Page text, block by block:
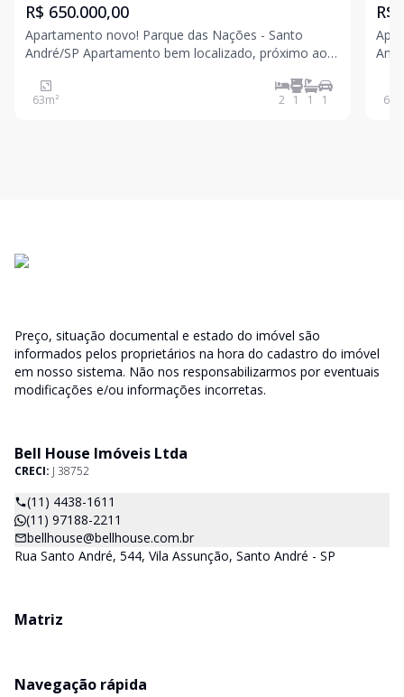
R$ 650.000,00
Apartamento novo! Parque das Nações - Santo
André/SP Apartamento bem localizado, próximo aos
estação Prefeito Saladino e a Av. dos Estados. 63m²
2 dormitórios, sendo 1 suíte 2 banheiros 1vaga
63m² 2 1 1 1
R$
André/SP
2
63
Preço, situação documental e estado do imóvel são
informados pelos proprietários na hora do cadastro do imóvel
em nosso sistema. Não nos responsabilizarmos por eventuais
modificações e/ou informações incorretas.
Bell House Imóveis Ltda
CRECI: J 38752
(11) 4438-1611
(11) 97188-2211
bellhouse@bellhouse.com.br
Rua Santo André, 544, Vila Assunção, Santo André - SP
Matriz
Navegação rápida